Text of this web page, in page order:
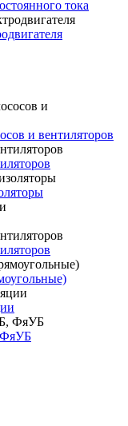
тока
и вентиляторов
ФяУБ